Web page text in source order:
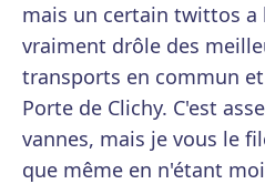
mais un certain twittos a
vraiment drôle des
transports en commun
Porte de Clichy. C'est
vannes, mais je vous le
que même en n'étant